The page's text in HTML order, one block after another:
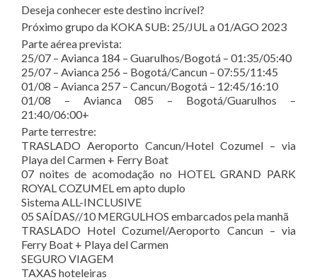
Deseja conhecer este destino incrível?
Próximo grupo da KOKA SUB: 25/JUL a 01/AGO 2023
Parte aérea prevista:
25/07 – Avianca 184 – Guarulhos/Bogotá – 01:35/05:40
25/07 – Avianca 256 – Bogotá/Cancun – 07:55/11:45
01/08 – Avianca 257 – Cancun/Bogotá – 12:45/16:10
01/08 – Avianca 085 – Bogotá/Guarulhos –
21:40/06:00+
Parte terrestre:
TRASLADO Aeroporto Cancun/Hotel Cozumel – via
Playa del Carmen + Ferry Boat
07 noites de acomodação no HOTEL GRAND PARK
ROYAL COZUMEL em apto duplo
Sistema ALL-INCLUSIVE
05 SAÍDAS//10 MERGULHOS embarcados pela manhã
TRASLADO Hotel Cozumel/Aeroporto Cancun – via
Ferry Boat + Playa del Carmen
SEGURO VIAGEM
TAXAS hoteleiras